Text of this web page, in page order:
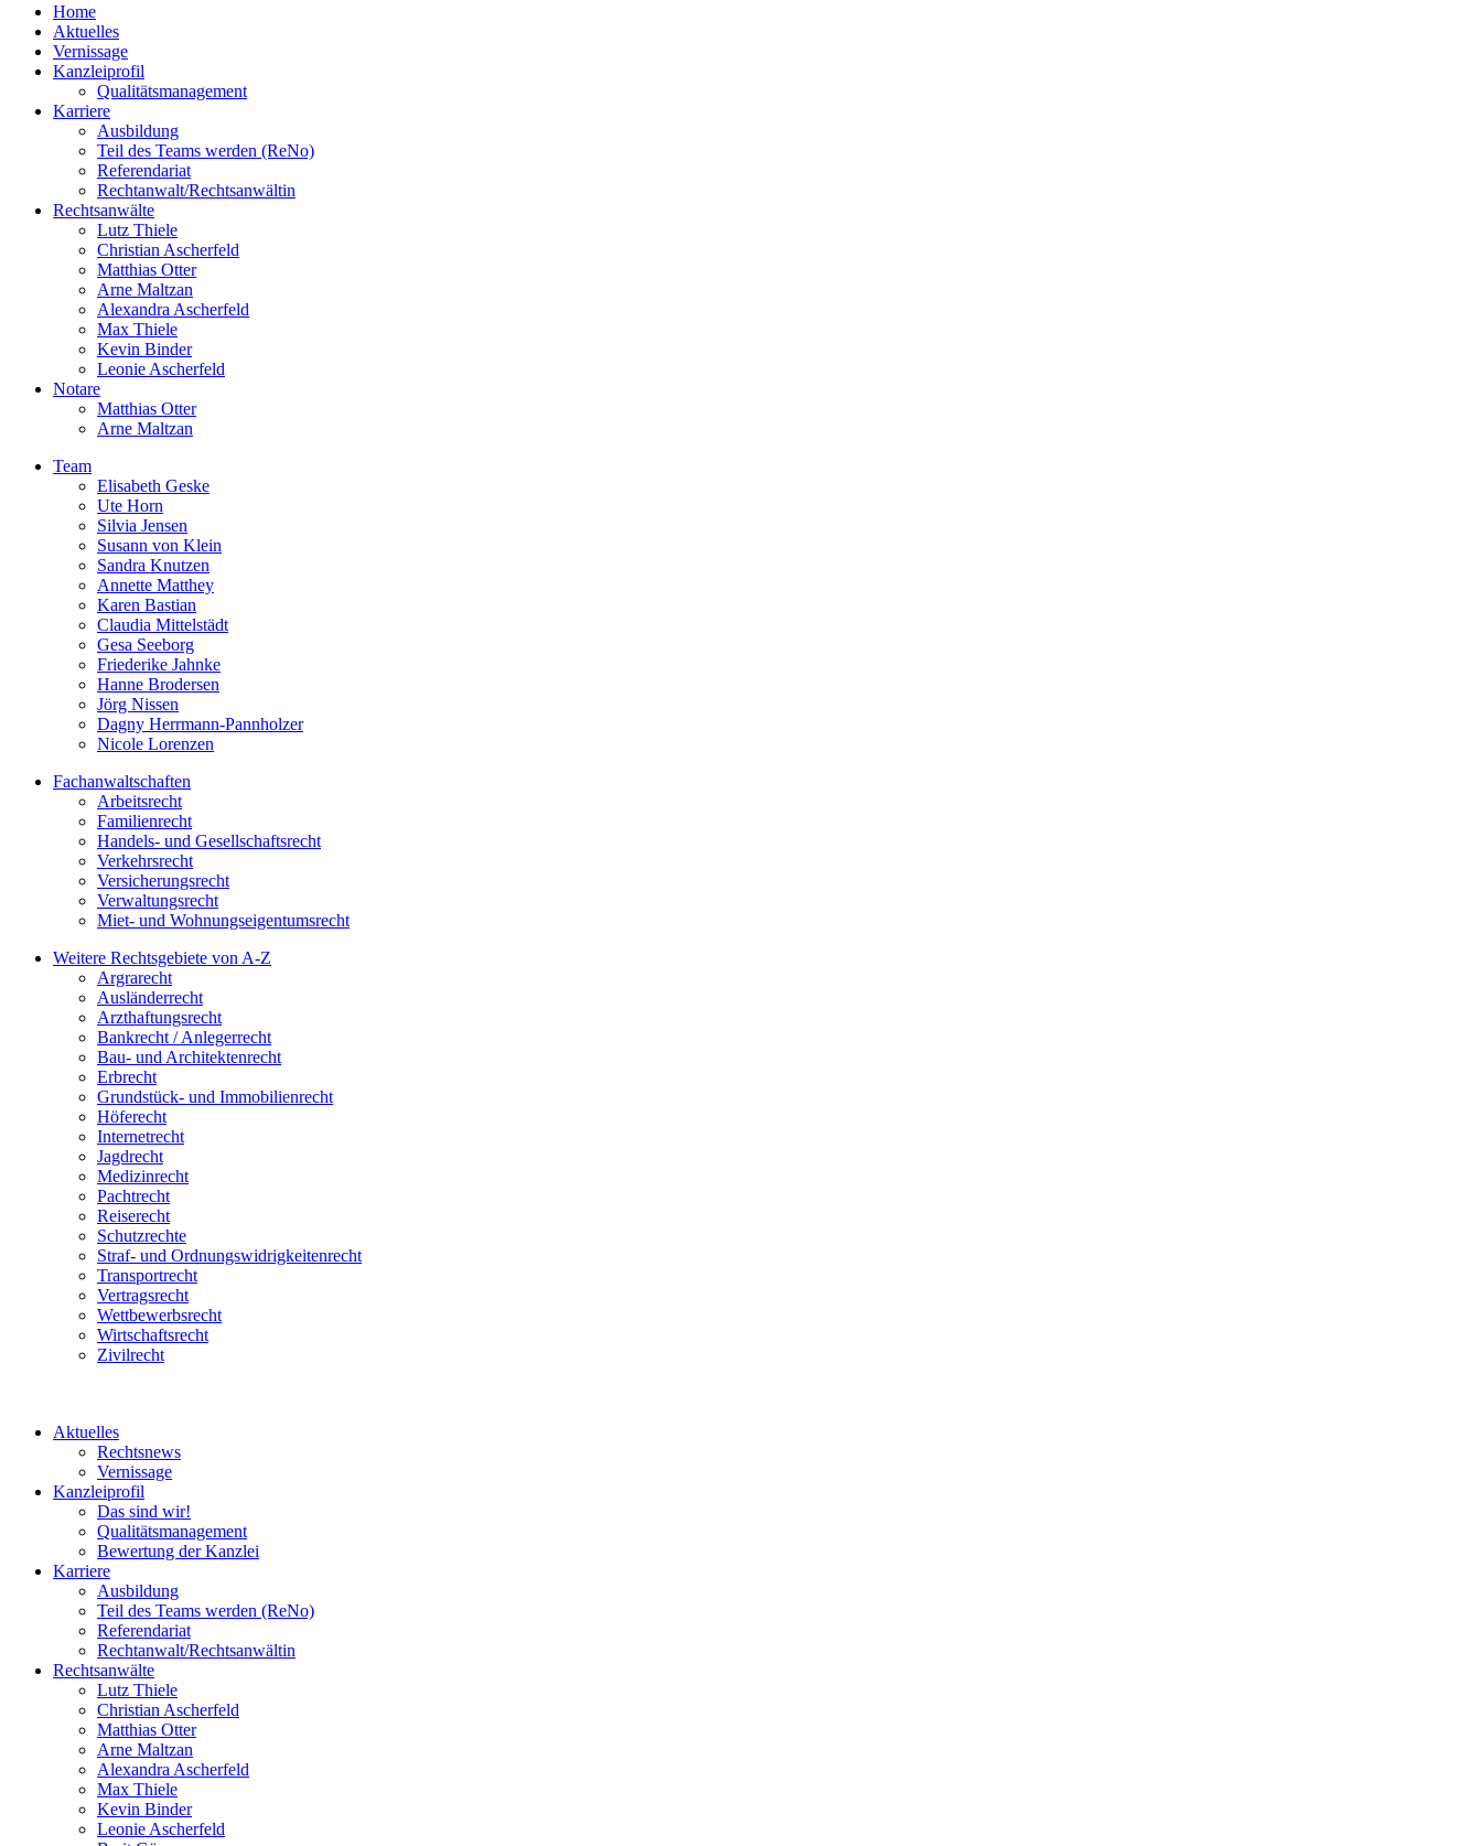
Home
Aktuelles
Vernissage
Kanzleiprofil
Qualitätsmanagement
Karriere
Ausbildung
Teil des Teams werden (ReNo)
Referendariat
Rechtanwalt/Rechtsanwältin
Rechtsanwälte
Lutz Thiele
Christian Ascherfeld
Matthias Otter
Arne Maltzan
Alexandra Ascherfeld
Max Thiele
Kevin Binder
Leonie Ascherfeld
Notare
Matthias Otter
Arne Maltzan
Team
Elisabeth Geske
Ute Horn
Silvia Jensen
Susann von Klein
Sandra Knutzen
Annette Matthey
Karen Bastian
Claudia Mittelstädt
Gesa Seeborg
Friederike Jahnke
Hanne Brodersen
Jörg Nissen
Dagny Herrmann-Pannholzer
Nicole Lorenzen
Fachanwaltschaften
Arbeitsrecht
Familienrecht
Handels- und Gesellschaftsrecht
Verkehrsrecht
Versicherungsrecht
Verwaltungsrecht
Miet- und Wohnungseigentumsrecht
Weitere Rechtsgebiete von A-Z
Argrarecht
Ausländerrecht
Arzthaftungsrecht
Bankrecht / Anlegerrecht
Bau- und Architektenrecht
Erbrecht
Grundstück- und Immobilienrecht
Höferecht
Internetrecht
Jagdrecht
Medizinrecht
Pachtrecht
Reiserecht
Schutzrechte
Straf- und Ordnungswidrigkeitenrecht
Transportrecht
Vertragsrecht
Wettbewerbsrecht
Wirtschaftsrecht
Zivilrecht
Aktuelles
Rechtsnews
Vernissage
Kanzleiprofil
Das sind wir!
Qualitätsmanagement
Bewertung der Kanzlei
Karriere
Ausbildung
Teil des Teams werden (ReNo)
Referendariat
Rechtanwalt/Rechtsanwältin
Rechtsanwälte
Lutz Thiele
Christian Ascherfeld
Matthias Otter
Arne Maltzan
Alexandra Ascherfeld
Max Thiele
Kevin Binder
Leonie Ascherfeld